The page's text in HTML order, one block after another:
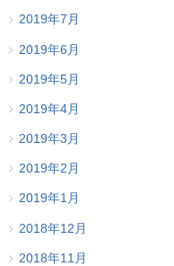
2019年7月
2019年6月
2019年5月
2019年4月
2019年3月
2019年2月
2019年1月
2018年12月
2018年11月